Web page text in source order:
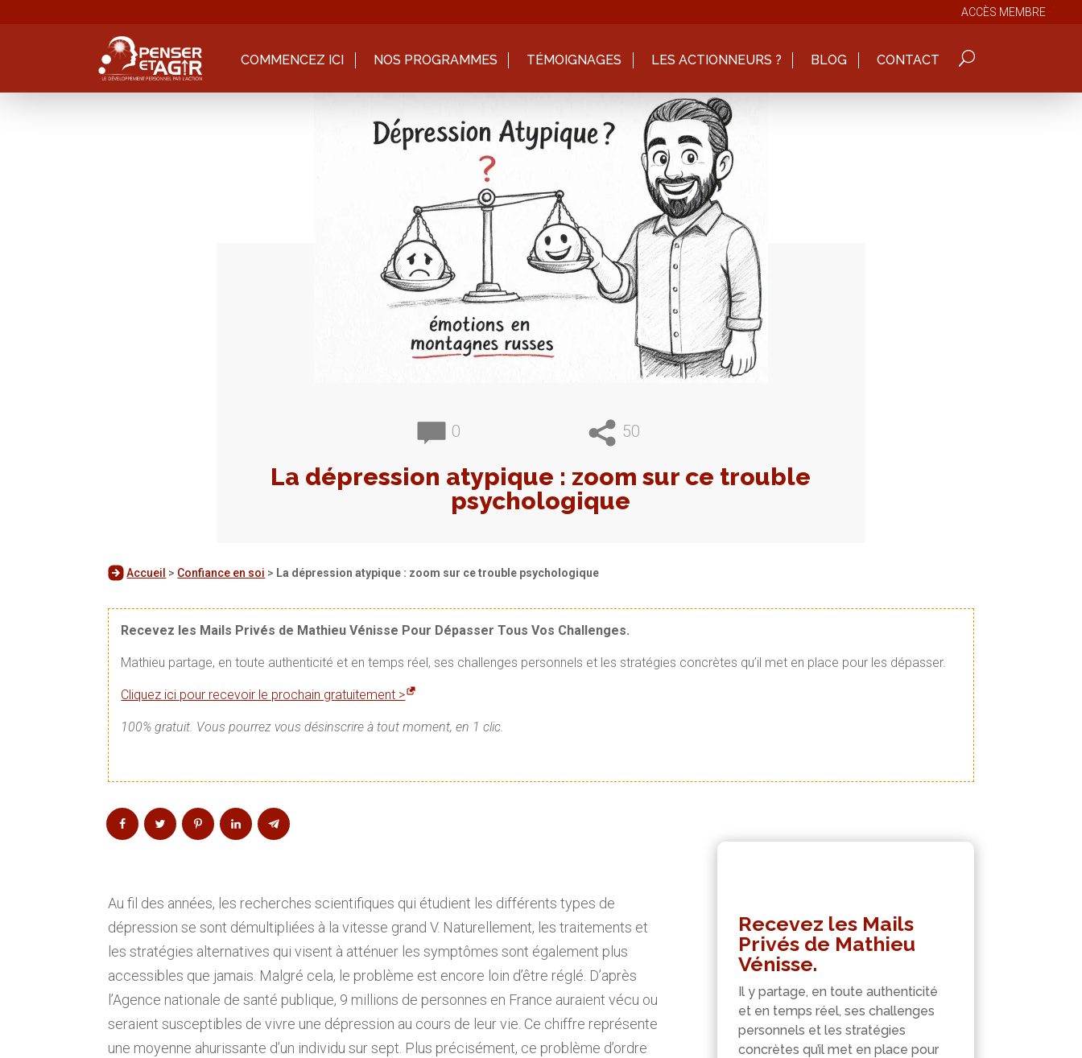
ACCÈS MEMBRE
COMMENCEZ ICI NOS PROGRAMMES TÉMOIGNAGES LES ACTIONNEURS ? BLOG CONTACT
0 50
La dépression atypique : zoom sur ce trouble
psychologique
Accueil > Confiance en soi > La dépression atypique : zoom sur ce trouble psychologique
Recevez les Mails Privés de Mathieu Vénisse Pour Dépasser Tous Vos Challenges.
Mathieu partage, en toute authenticité et en temps réel, ses challenges personnels et les stratégies concrètes qu’il met en place pour les dépasser.
Cliquez ici pour recevoir le prochain gratuitement >
100% gratuit. Vous pourrez vous désinscrire à tout moment, en 1 clic.
Au fil des années, les recherches scientifiques qui étudient les différents types de
dépression se sont démultipliées à la vitesse grand V. Naturellement, les traitements et
les stratégies alternatives qui visent à atténuer les symptômes sont également plus
accessibles que jamais. Malgré cela, le problème est encore loin d’être réglé. D’après
l’Agence nationale de santé publique, 9 millions de personnes en France auraient vécu ou
seraient susceptibles de vivre une dépression au cours de leur vie. Ce chiffre représente
une moyenne ahurissante d’un individu sur sept. Plus précisément, ce problème d’ordre
Recevez les Mails
Privés de Mathieu
Vénisse.
Il y partage, en toute authenticité
et en temps réel, ses challenges
personnels et les stratégies
concrètes qu’il met en place pour